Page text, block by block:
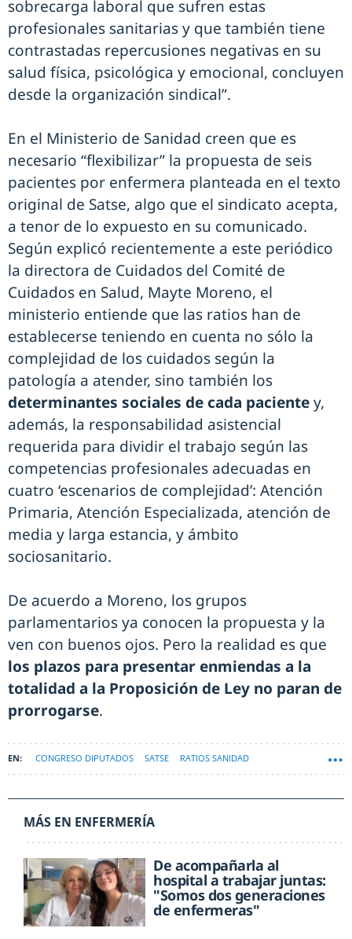
sobrecarga laboral que sufren estas
profesionales sanitarias y que también tiene
contrastadas repercusiones negativas en su
salud física, psicológica y emocional, concluyen
desde la organización sindical”.
En el Ministerio de Sanidad creen que es
necesario “flexibilizar” la propuesta de seis
pacientes por enfermera planteada en el texto
original de Satse, algo que el sindicato acepta,
a tenor de lo expuesto en su comunicado.
Según explicó recientemente a este periódico
la directora de Cuidados del Comité de
Cuidados en Salud, Mayte Moreno, el
ministerio entiende que las ratios han de
establecerse teniendo en cuenta no sólo la
complejidad de los cuidados según la
patología a atender, sino también los
determinantes sociales de cada pacientey,
además, la responsabilidad asistencial
requerida para dividir el trabajo según las
competencias profesionales adecuadas en
cuatro ‘escenarios de complejidad’: Atención
Primaria, Atención Especializada, atención de
media y larga estancia, y ámbito
sociosanitario.
De acuerdo a Moreno, los grupos
parlamentarios ya conocen la propuesta y la
ven con buenos ojos. Pero la realidad es que
los plazos para presentar enmiendas a la
totalidad a la Proposición de Ley no paran de
prorrogarse.
CONGRESO DIPUTADOS SATSE RATIOS SANIDAD
MÁS EN ENFERMERÍA
De acompañarla al
hospital a trabajar juntas:
"Somos dos generaciones
de enfermeras"